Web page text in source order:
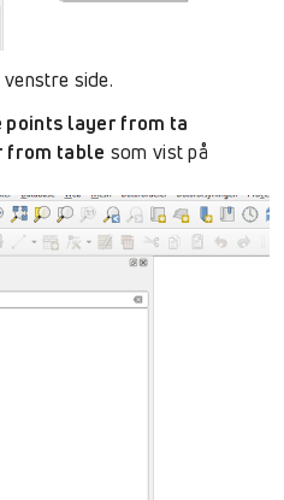
venstre side.
points layer from ta
from table som vist på